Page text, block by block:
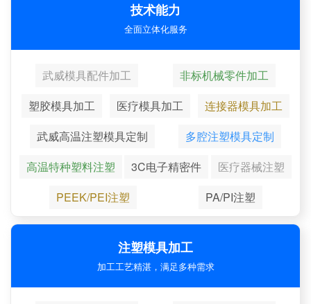
技术能力
全面立体化服务
武威模具配件加工
非标机械零件加工
塑胶模具加工
医疗模具加工
连接器模具加工
武威高温注塑模具定制
多腔注塑模具定制
高温特种塑料注塑
3C电子精密件
医疗器械注塑
PEEK/PEI注塑
PA/PI注塑
注塑模具加工
加工工艺精湛，满足多种需求